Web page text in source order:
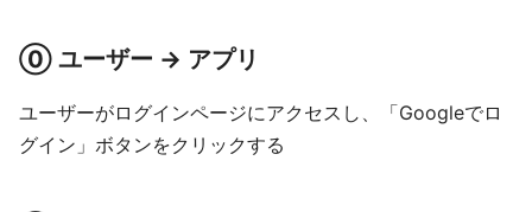
⓪ ユーザー → アプリ
ユーザーがログインページにアクセスし、「Googleでロ
グイン」ボタンをクリックする